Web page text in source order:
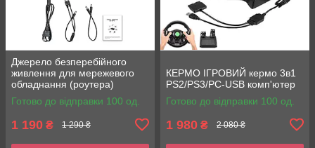
Джерело безперебійного
живлення для мережевого
обладнання (роутера)
DC1018P
Готово до відправки 100 од.
1 190 ₴ 1 290 ₴
КЕРМО ІГРОВИЙ кермо 3в1
PS2/PS3/PC-USB комп'ютер
Готово до відправки 100 од.
1 980 ₴ 2 080 ₴